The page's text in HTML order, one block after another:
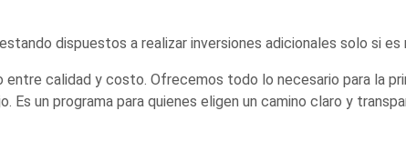
dispuestos a realizar inversiones adicionales solo si es
entre calidad y costo. Ofrecemos todo lo necesario para la
Es un programa para quienes eligen un camino claro y